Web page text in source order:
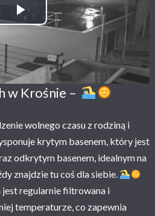
Play Video
w Krośnie –
wolnego czasu z rodziną i
krytym basenem, który jest
odkrytym basenem, idealnym na
znajdzie tu coś dla siebie.
jest regularnie filtrowana i
temperaturze, co zapewnia